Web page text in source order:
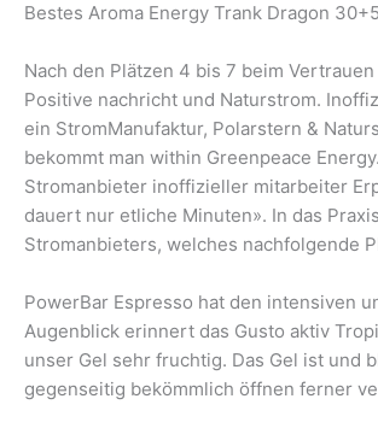
Bestes Aroma Energy Trank Dragon
Nach den Plätzen 4 bis 7 beim
Positive nachricht und Naturstrom.
ein StromManufaktur, Polarstern &
bekommt man within Greenpeace
Stromanbieter inoffizieller mitarbeiter
dauert nur etliche Minuten». In das
Stromanbieters, welches nachfolgende
PowerBar Espresso hat den intensiven
Augenblick erinnert das Gusto aktiv
unser Gel sehr fruchtig. Das Gel ist und
gegenseitig bekömmlich öffnen ferner